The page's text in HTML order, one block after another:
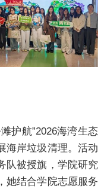
护航”2026海湾生态
海岸垃圾清理。活动
队被授旗，学院研究
她结合学院志愿服务